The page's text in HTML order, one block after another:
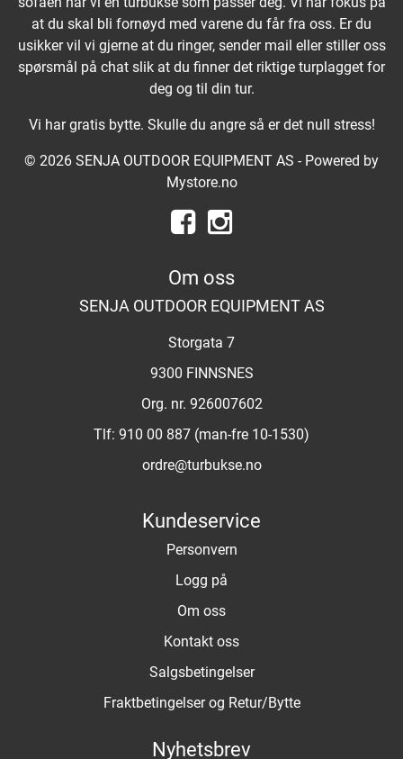
at du skal bli fornøyd med varene du får fra oss. Er du
usikker vil vi gjerne at du ringer, sender mail eller stiller oss
spørsmål på chat slik at du finner det riktige turplagget for
deg og til din tur.
Vi har gratis bytte. Skulle du angre så er det null stress!
© 2026 SENJA OUTDOOR EQUIPMENT AS - Powered by
Mystore.no
Om oss
SENJA OUTDOOR EQUIPMENT AS
Storgata 7
9300 FINNSNES
Org. nr. 926007602
Tlf: 910 00 887 (man-fre 10-1530)
ordre@turbukse.no
Kundeservice
Personvern
Logg på
Om oss
Kontakt oss
Salgsbetingelser
Fraktbetingelser og Retur/Bytte
Nyhetsbrev